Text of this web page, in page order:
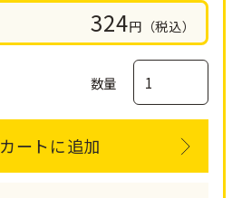
324円（税込）
数量
カートに追加